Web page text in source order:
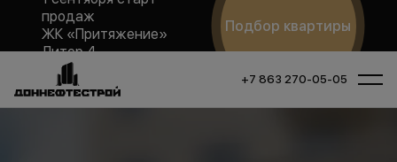
продаж
ЖК «Притяжение»
Литер 4
Подбор квартиры
+7 863 270-05-05